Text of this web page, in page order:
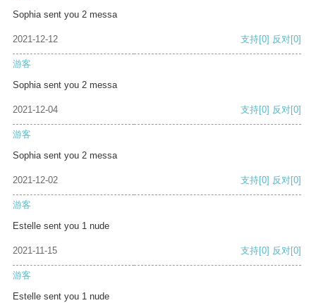
Sophia sent you 2 messa
2021-12-12 支持[0] 反对[0]
游客
Sophia sent you 2 messa
2021-12-04 支持[0] 反对[0]
游客
Sophia sent you 2 messa
2021-12-02 支持[0] 反对[0]
游客
Estelle sent you 1 nude
2021-11-15 支持[0] 反对[0]
游客
Estelle sent you 1 nude